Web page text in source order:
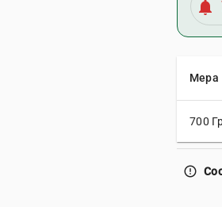
notifications
Мера
700
error_outline